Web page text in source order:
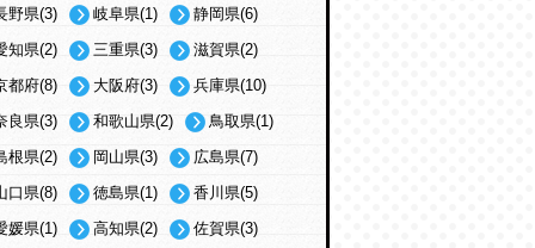
野県(3)
岐阜県(1)
静岡県(6)
知県(2)
三重県(3)
滋賀県(2)
都府(8)
大阪府(3)
兵庫県(10)
良県(3)
和歌山県(2)
鳥取県(1)
根県(2)
岡山県(3)
広島県(7)
口県(8)
徳島県(1)
香川県(5)
媛県(1)
高知県(2)
佐賀県(3)